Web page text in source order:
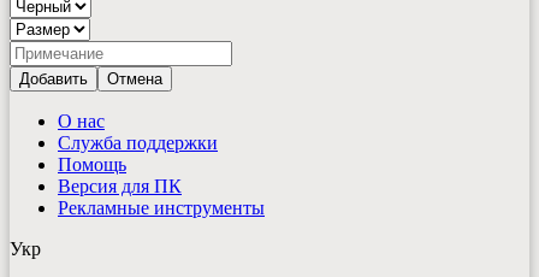
Добавить Отмена
О нас
Служба поддержки
Помощь
Версия для ПК
Рекламные инструменты
Укр